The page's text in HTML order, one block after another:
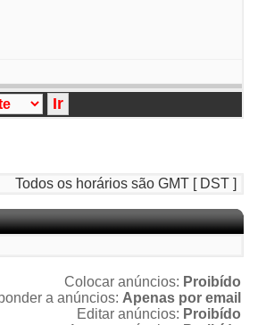
Todos os horários são GMT [ DST ]
Colocar anúncios: Proibído
a anúncios: Apenas por email
Editar anúncios: Proibído